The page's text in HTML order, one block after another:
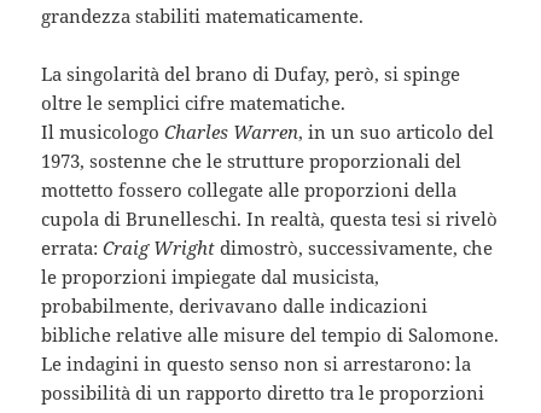
grandezza stabiliti matematicamente.
La singolarità del brano di Dufay, però, si spinge
oltre le semplici cifre matematiche.
Il musicologoCharles Warren, in un suo articolo del
1973, sostenne che le strutture proporzionali del
mottetto fossero collegate alle proporzioni della
cupola di Brunelleschi. In realtà, questa tesi si rivelò
errata:Craig Wright dimostrò, successivamente, che
le proporzioni impiegate dal musicista,
probabilmente, derivavano dalle indicazioni
bibliche relative alle misure del tempio di Salomone.
Le indagini in questo senso non si arrestarono: la
possibilità di un rapporto diretto tra le proporzioni